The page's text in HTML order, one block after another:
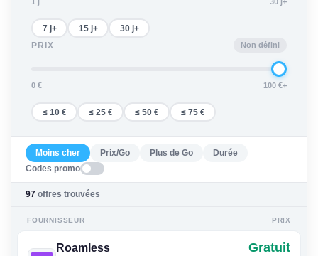
7 j+ 15 j+
30 j+
PRIX
Non défini
0 € 100 €+
≤ 10 € ≤ 25 € ≤ 50 € ≤ 75 €
Moins cher Prix/Go Plus de Go
Durée
Codes promo
97 offres trouvées
FOURNISSEUR PRIX
Roamless Gratuit